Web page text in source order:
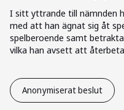
I sitt yttrande till nämnden
med att han ägnat sig åt
spelberoende samt
vilka han avsett att
Anonymiserat beslut